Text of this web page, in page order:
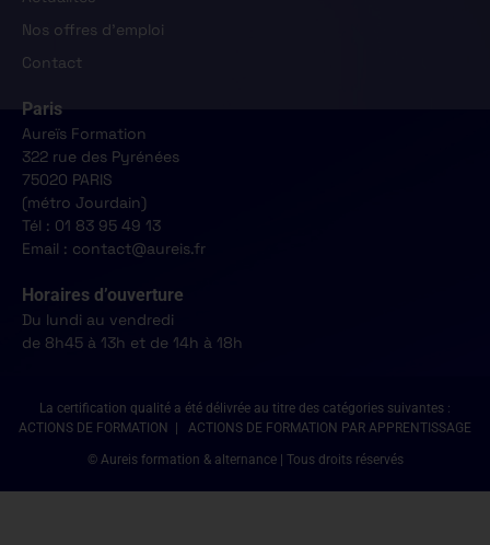
Nos offres d'emploi
Contact
Paris
Aureïs Formation
322 rue des Pyrénées
75020 PARIS
(métro Jourdain)
Tél : 01 83 95 49 13
Email : contact@aureis.fr
Horaires d’ouverture
Du lundi au vendredi
de 8h45 à 13h et de 14h à 18h
La certification qualité a été délivrée au titre des catégories suivantes :
ACTIONS DE FORMATION | ACTIONS DE FORMATION PAR APPRENTISSAGE
© Aureis formation & alternance | Tous droits réservés